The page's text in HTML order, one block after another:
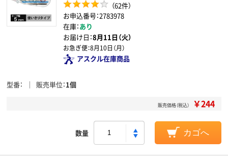
（62件）
お申込番号：2783978
在庫：あり
お届け日：8月11日（火）
お急ぎ便：8月10日（月）
アスクル在庫商品
型番 販売単位 1個
販売価格（税込） ￥244
数量 カゴへ